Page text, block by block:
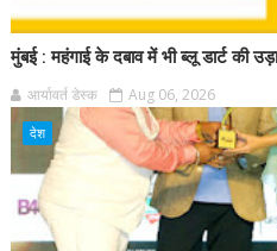
मुंबई : महंगाई के दबाव में भी ब्लू डार्ट की
आर्यावर्त डेस्क Aug 06, 2026
देश